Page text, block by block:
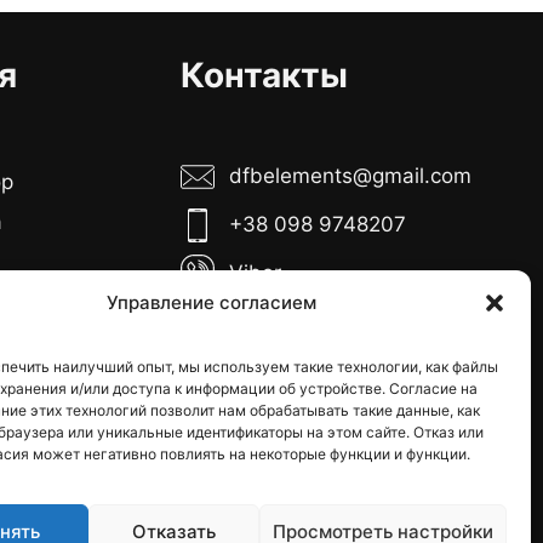
Управление согласием
наилучший опыт, мы используем такие технологии, как файлы
и/или доступа к информации об устройстве. Согласие на
этих технологий позволит нам обрабатывать такие данные, как
или уникальные идентификаторы на этом сайте. Отказ или
может негативно повлиять на некоторые функции и функции.
Отказать Просмотреть настройки
с 10:00
-
дни
Контакты
dfbelements@gmail.com
+38 098 9748207
Viber
Instagram